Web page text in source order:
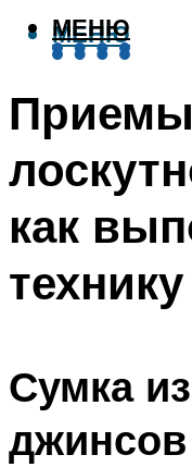
МЕНЮ
МЕНЮ
как
Сумка
джинсов